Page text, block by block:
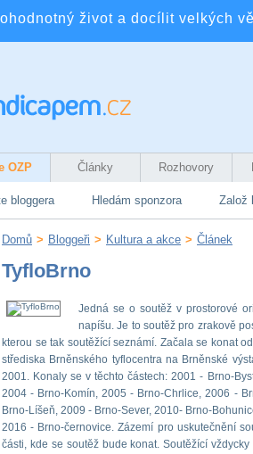
život a docílit velkých
OZP Články Rozhovory
bloggera Hledám sponzora Založ
Domů > Bloggeři > Kultura a akce > Článek
TyfloBrno
Jedná se o soutěž v prostorové
napíšu. Je to soutěž pro zrakově
kterou se tak soutěžící seznámí. Začala se konat
střediska Brněnského tyflocentra na Brněnské
2001. Konaly se v těchto částech: 2001 - Brno-
2004 - Brno-Komín, 2005 - Brno-Chrlice, 2006 -
Brno-Líšeň, 2009 - Brno-Sever, 2010- Brno-
2016 - Brno-černovice. Zázemí pro uskutečnění
části, kde se soutěž bude konat. Soutěžící